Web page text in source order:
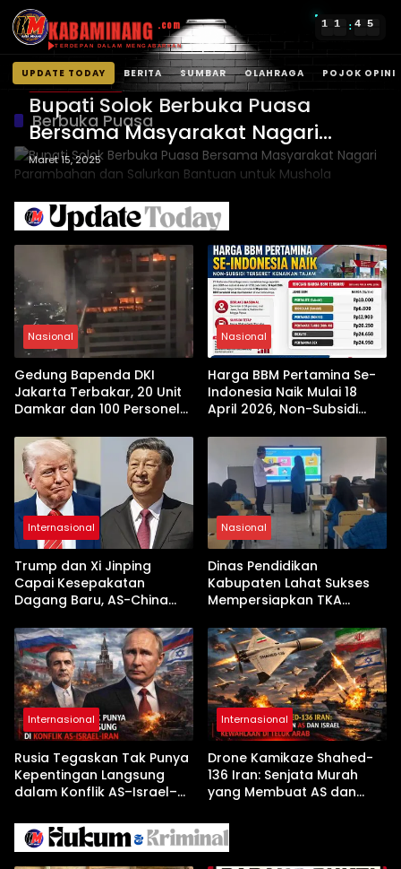
KABAMINANG .com
TERDEPAN DALAM MENGABARKAN
1 1 : 4 5
UPDATE TODAY BERITA SUMBAR OLAHRAGA POJOK OPINI
Langsung
konten
Berbuka Puasa
Kabupaten Solok
Bupati Solok Berbuka Puasa
Bersama Masyarakat Nagari
Parambahan dan Salurkan
Bantuan untuk Mushola
Maret 15, 2025
Nasional
Gedung Bapenda DKI
Jakarta Terbakar, 20 Unit
Damkar dan 100 Personel
Nasional
Harga BBM Pertamina Se-
Indonesia Naik Mulai 18
April 2026, Non-Subsidi
Internasional
Trump dan Xi Jinping
Capai Kesepakatan
Dagang Baru, AS-China
Jelang Kunjungan Beijing
Nasional
Dinas Pendidikan
Kabupaten Lahat Sukses
Mempersiapkan TKA
Pembekalan Latihan Soal
Tanpa Internet
Internasional
Rusia Tegaskan Tak Punya
Kepentingan Langsung
dalam Konflik AS–Israel–
Internasional
Drone Kamikaze Shahed-
136 Iran: Senjata Murah
yang Membuat AS dan
Arab